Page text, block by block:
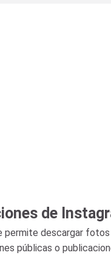
de
permite descargar
públicas o